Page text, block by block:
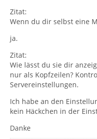
Zitat:
Wenn du dir selbst eine
ja.
Zitat:
Wie lässt du sie dir
nur als Kopfzeilen?
Servereinstellungen.
Ich habe an den
kein Häckchen in der
Danke